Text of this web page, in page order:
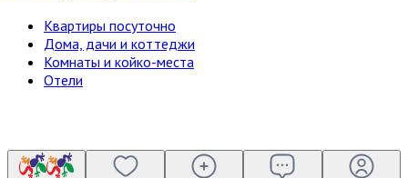
Квартиры посуточно
Дома, дачи и коттеджи
Комнаты и койко-места
Отели